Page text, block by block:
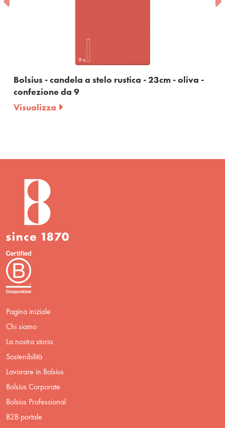
a stelo rustica - 23cm - oliva -
Bolsius - candela
Pagina iniziale
Chi siamo
La nostra storia
Sostenibilità
Lavorare in Bolsius
Bolsius Corporate
Bolsius Professional
B2B portale